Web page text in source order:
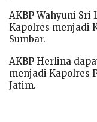
AKBP Wahyuni
Kapolres menjadi
Sumbar.
AKBP Herlina
menjadi Kapolres
Jatim.